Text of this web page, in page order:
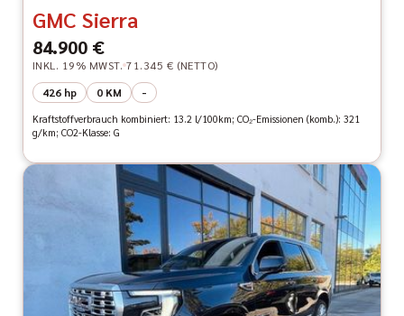
GMC Sierra
84.900 €
INKL. 19% MWST. 71.345 € (NETTO)
426 hp
0 KM -
Kraftstoffverbrauch kombiniert: 13.2 l/100km; CO₂-Emissionen (komb.): 321
g/km; CO2-Klasse: G